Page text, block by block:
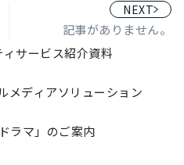
NEXT
記事がありません。
サービス紹介資料
メディアソリューション
ラマ」のご案内